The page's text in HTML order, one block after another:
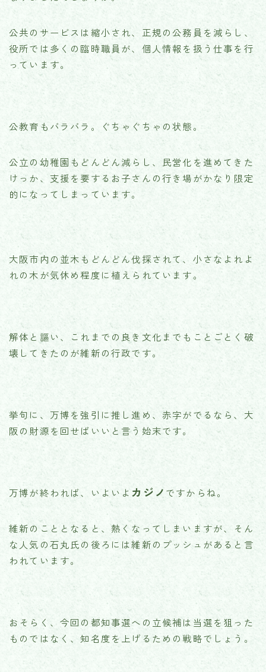
公共のサービスは縮小され、正規の公務員を減らし、
役所では多くの臨時職員が、個人情報を扱う仕事を行
っています。
公教育もバラバラ。ぐちゃぐちゃの状態。
公立の幼稚園もどんどん減らし、民営化を進めてきた
けっか、支援を要するお子さんの行き場がかなり限定
的になってしまっています。
大阪市内の並木もどんどん伐採されて、小さなよれよ
れの木が気休め程度に植えられています。
解体と謳い、これまでの良き文化までもことごとく破
壊してきたのが維新の行政です。
挙句に、万博を強引に推し進め、赤字がでるなら、大
阪の財源を回せばいいと言う始末です。
万博が終われば、いよいよ カジノ ですからね。
維新のこととなると、熱くなってしまいますが、そん
な人気の石丸氏の後ろには維新のプッシュがあると言
われています。
おそらく、今回の都知事選への立候補は当選を狙った
ものではなく、知名度を上げるための戦略でしょう。